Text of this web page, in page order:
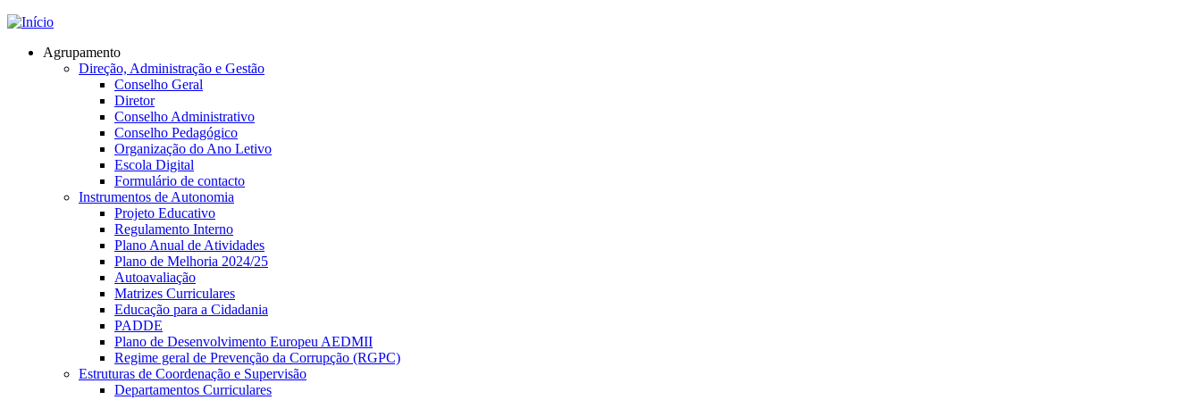
Jump to navigation
Agrupamento
Direção, Administração e Gestão
Conselho Geral
Diretor
Conselho Administrativo
Conselho Pedagógico
Organização do Ano Letivo
Escola Digital
Formulário de contacto
Instrumentos de Autonomia
Projeto Educativo
Regulamento Interno
Plano Anual de Atividades
Plano de Melhoria 2024/25
Autoavaliação
Matrizes Curriculares
Educação para a Cidadania
PADDE
Plano de Desenvolvimento Europeu AEDMII
Regime geral de Prevenção da Corrupção (RGPC)
Estruturas de Coordenação e Supervisão
Departamentos Curriculares